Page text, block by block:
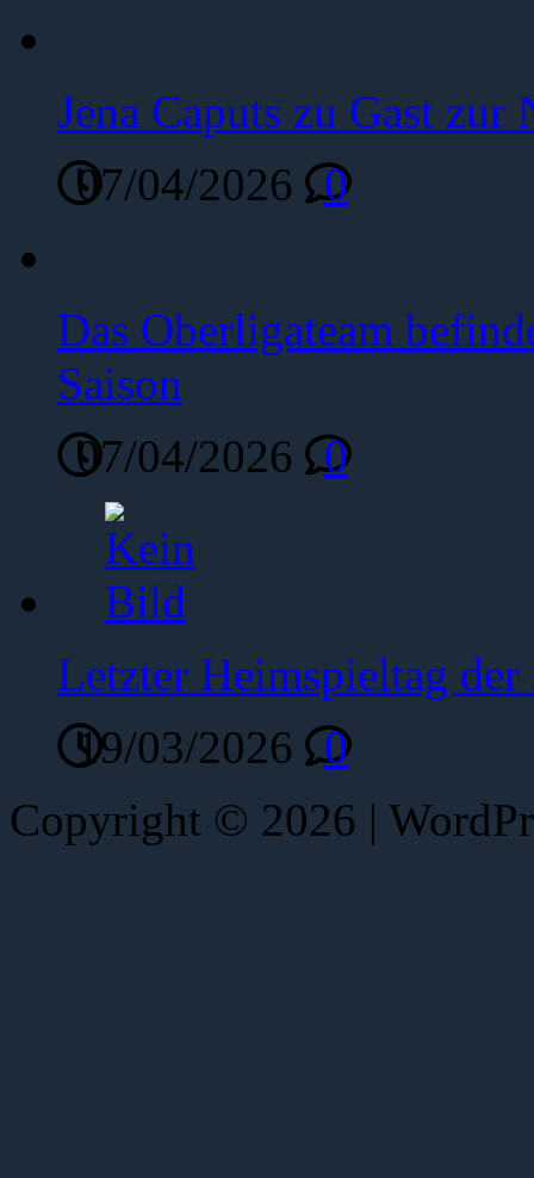
Jena Caputs zu Gast zur
07/04/2026
0
Das Oberligateam
Saison
07/04/2026
0
Letzter Heimspieltag der
19/03/2026
0
Copyright © 2026 |